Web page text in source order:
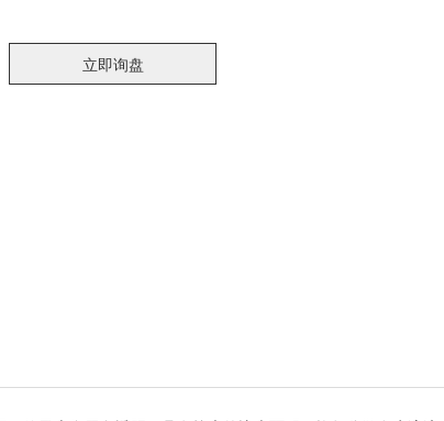
立即询盘